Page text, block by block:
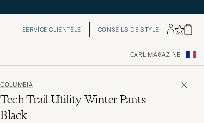
SERVICE CLIENTÈLE CONSEILS DE STYLE
CARL MAGAZINE
COLUMBIA
Tech Trail Utility Winter Pants
Black